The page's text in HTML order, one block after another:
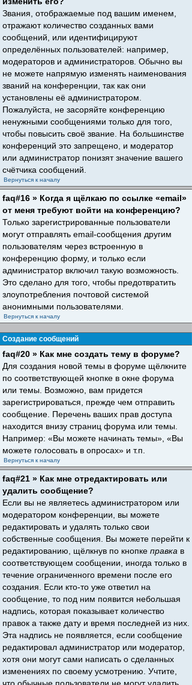
Звания, отображаемые под вашим именем,
отражают количество созданных вами
сообщений, или идентифицируют
определённых пользователей: например,
модераторов и администраторов. Обычно вы
не можете напрямую изменять наименования
званий на конференции, так как они
установлены её администратором.
Пожалуйста, не засоряйте конференцию
ненужными сообщениями только для того,
чтобы повысить своё звание. На большинстве
конференций это запрещено, и модератор
или администратор понизят значение вашего
счётчика сообщений.
Вернуться к началу
faq#16 » Когда я щёлкаю по ссылке «email»
от меня требуют войти на конференцию?
Только зарегистрированные пользователи
могут отправлять email-сообщения другим
пользователям через встроенную в
конференцию форму, и только если
администратор включил такую возможность.
Это сделано для того, чтобы предотвратить
злоупотребления почтовой системой
анонимными пользователями.
Вернуться к началу
Создание сообщений
faq#20 » Как мне создать тему в форуме?
Для создания новой темы в форуме щёлкните
по соответствующей кнопке в окне форума
или темы. Возможно, вам придется
зарегистрироваться, прежде чем отправить
сообщение. Перечень ваших прав доступа
находится внизу страниц форума или темы.
Например: «Вы можете начинать темы», «Вы
можете голосовать в опросах» и т.п.
Вернуться к началу
faq#21 » Как мне отредактировать или
удалить сообщение?
Если вы не являетесь администратором или
модератором конференции, вы можете
редактировать и удалять только свои
собственные сообщения. Вы можете перейти к
редактированию, щёлкнув по кнопке правка в
соответствующем сообщении, иногда только в
течение ограниченного времени после его
создания. Если кто-то уже ответил на
сообщение, то под ним появится небольшая
надпись, которая показывает количество
правок а также дату и время последней из них.
Эта надпись не появляется, если сообщение
редактировал администратор или модератор,
хотя они могут сами написать о сделанных
изменениях по своему усмотрению. Учтите,